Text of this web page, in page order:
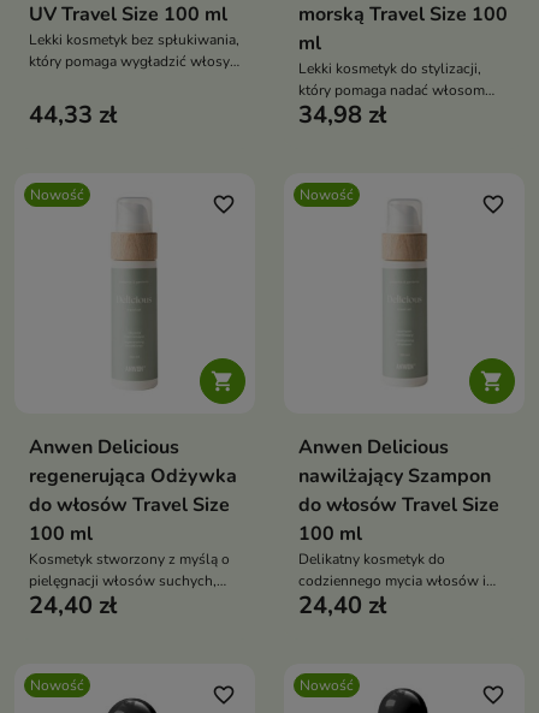
UV Travel Size 100 ml
Lekki kosmetyk bez spłukiwania,
który pomaga wygładzić włosy,
44,33 zł
morską Travel Size 100
ml
Lekki kosmetyk do stylizacji,
który pomaga nadać włosom
naturalną teksturę, objętość i
34,98 zł
Nowość

favorite_border
Anwen Delicious
regenerująca Odżywka
do włosów Travel Size
100 ml
Kosmetyk stworzony z myślą o
pielęgnacji włosów suchych,
zniszczonych i osłabionych.
24,40 zł
Nowość

favorite_border
Anwen Delicious
nawilżający Szampon
do włosów Travel Size
100 ml
Delikatny kosmetyk do
codziennego mycia włosów i
skóry głowy.
24,40 zł
Nowość favorite_border Nowość favorite_border